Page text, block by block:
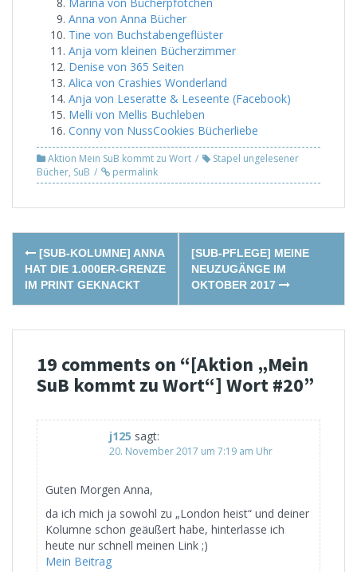
Marina von Bücherpfötchen
Anna von Anna Bücher
Tine von Buchstabengeflüster
Anja vom kleinen Bücherzimmer
Denise von 365 Seiten
Alica von Crashies Wonderland
Anja von Leseratte & Leseente (Facebook)
Melli von Mellis Buchleben
Conny von NussCookies Bücherliebe
Aktion Mein SuB kommt zu Wort
Stapel ungelesener
Bücher, SuB permalink
Post
navigation
[SUB-KOLUMNE] ANNA
HAT DIE 1.000ER-GRENZE
IM PRINT GEKNACKT
[SUB-PFLEGE] MEINE
NEUZUGÄNGE IM
OKTOBER 2017
19 comments on “[Aktion „Mein
SuB kommt zu Wort“] Wort #20”
j125 sagt:
20. November 2017 um 7:19 am Uhr
Guten Morgen Anna,
da ich mich ja sowohl zu „London heist“ und deiner
Kolumne schon geäußert habe, hinterlasse ich
heute nur schnell meinen Link ;)
Mein Beitrag